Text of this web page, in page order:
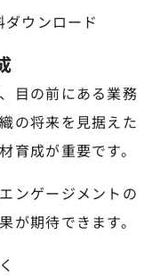
ダウンロード
目の前にある業務
の将来を見据えた
育成が重要です。
ンゲージメントの
が期待できます。